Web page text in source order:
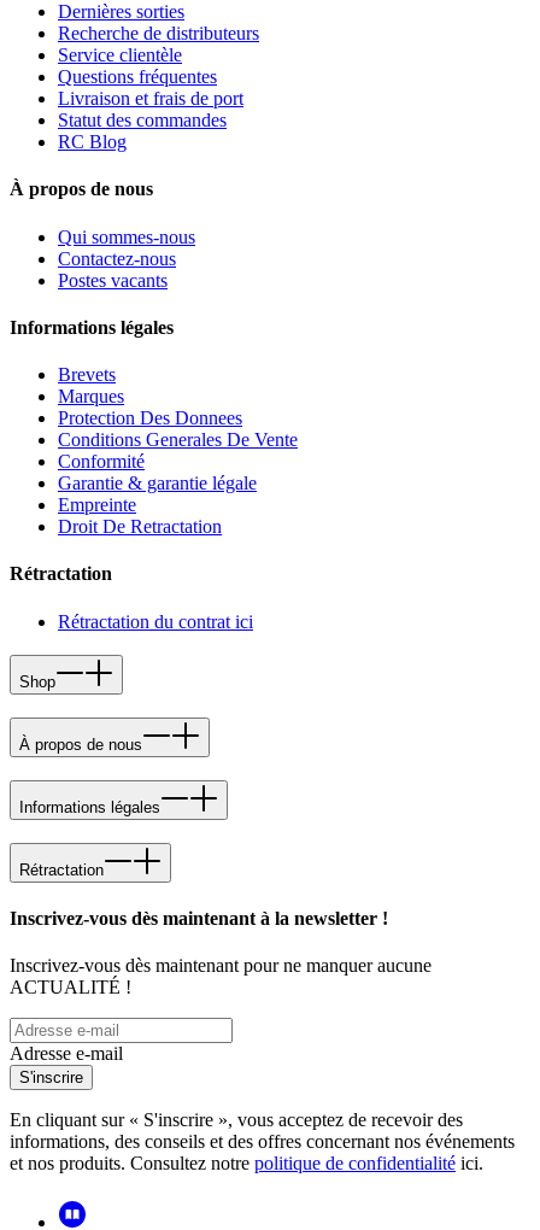
Dernières sorties
Recherche de distributeurs
Service clientèle
Questions fréquentes
Livraison et frais de port
Statut des commandes
RC Blog
À propos de nous
Qui sommes-nous
Contactez-nous
Postes vacants
Informations légales
Brevets
Marques
Protection Des Donnees
Conditions Generales De Vente
Conformité
Garantie & garantie légale
Empreinte
Droit De Retractation
Rétractation
Rétractation du contrat ici
Shop
À propos de nous
Informations légales
Rétractation
Inscrivez-vous dès maintenant à la newsletter !
Inscrivez-vous dès maintenant pour ne manquer aucune
ACTUALITÉ !
Adresse e-mail
S'inscrire
En cliquant sur « S'inscrire », vous acceptez de recevoir des
informations, des conseils et des offres concernant nos événements
et nos produits. Consultez notre politique de confidentialité ici.